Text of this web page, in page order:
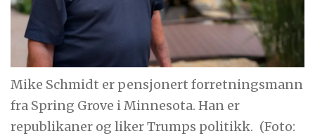
Mike Schmidt er pensjonert forretningsmann
fra Spring Grove i Minnesota. Han er
republikaner og liker Trumps politikk. (Foto: